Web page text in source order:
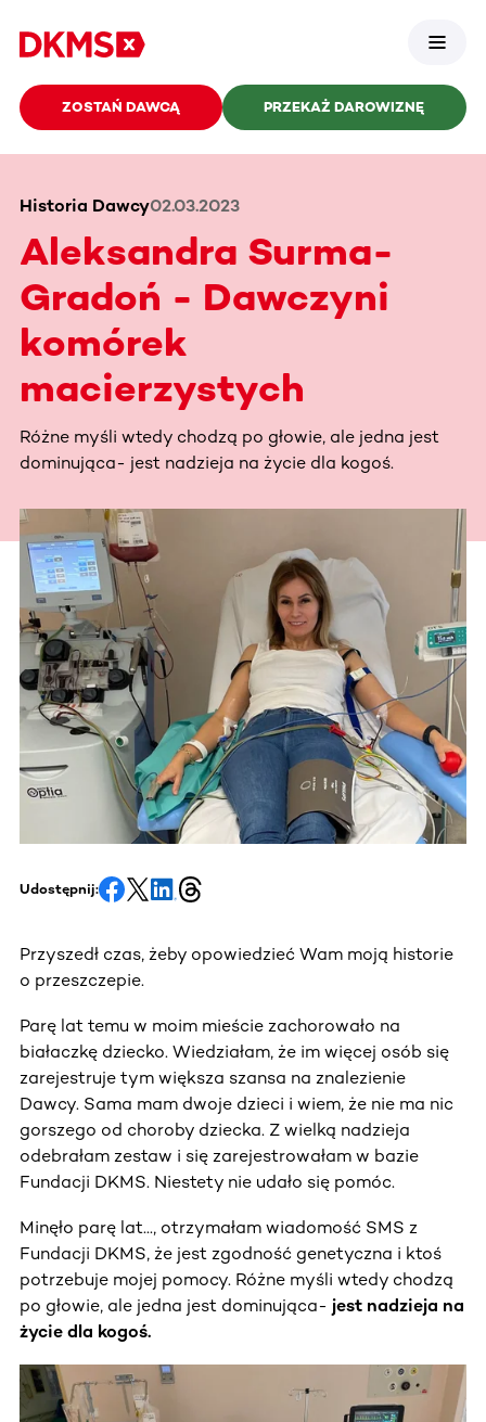
ZOSTAŃ DAWCĄ PRZEKAŻ DAROWIZNĘ
Historia Dawcy02.03.2023
Aleksandra Surma-
Gradoń - Dawczyni
komórek
macierzystych
Różne myśli wtedy chodzą po głowie, ale jedna jest
dominująca- jest nadzieja na życie dla kogoś.
Udostępnij:
Przyszedł czas, żeby opowiedzieć Wam moją historie
o przeszczepie.
Parę lat temu w moim mieście zachorowało na
białaczkę dziecko. Wiedziałam, że im więcej osób się
zarejestruje tym większa szansa na znalezienie
Dawcy. Sama mam dwoje dzieci i wiem, że nie ma nic
gorszego od choroby dziecka. Z wielką nadzieja
odebrałam zestaw i się zarejestrowałam w bazie
Fundacji DKMS. Niestety nie udało się pomóc.
Minęło parę lat..., otrzymałam wiadomość SMS z
Fundacji DKMS, że jest zgodność genetyczna i ktoś
potrzebuje mojej pomocy. Różne myśli wtedy chodzą
po głowie, ale jedna jest dominująca- jest nadzieja na
życie dla kogoś.